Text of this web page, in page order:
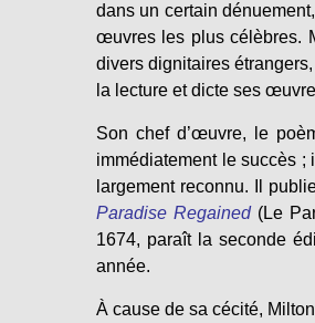
dans un certain
œuvres les plus célèbres.
divers dignitaires
la lecture et dicte ses
Son chef d’œuvre, le
immédiatement le succès ;
largement reconnu. Il
Paradise Regained (Le
1674, paraît la seconde
année.
À cause de sa cécité,